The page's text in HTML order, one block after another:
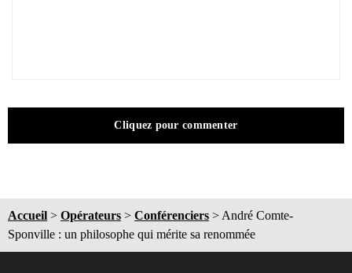
Cliquez pour commenter
Accueil > Opérateurs > Conférenciers > André Comte-
Sponville : un philosophe qui mérite sa renommée